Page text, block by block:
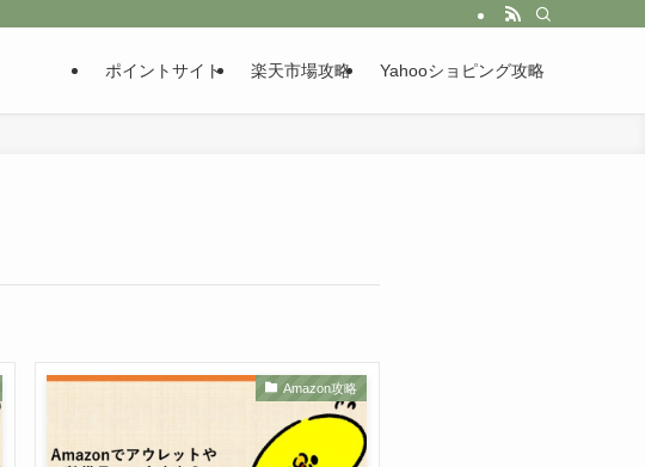
ポイントサイト 楽天市場攻略 Yahooショピング攻略
Amazon攻略